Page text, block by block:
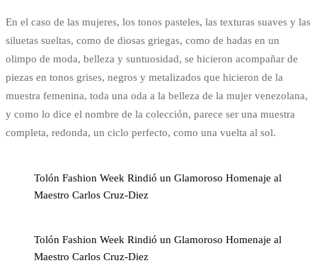
En el caso de las mujeres, los tonos pasteles, las texturas suaves y las
siluetas sueltas, como de diosas griegas, como de hadas en un
olimpo de moda, belleza y suntuosidad, se hicieron acompañar de
piezas en tonos grises, negros y metalizados que hicieron de la
muestra femenina, toda una oda a la belleza de la mujer venezolana,
y como lo dice el nombre de la colección, parece ser una muestra
completa, redonda, un ciclo perfecto, como una vuelta al sol.
Tolón Fashion Week Rindió un Glamoroso Homenaje al
Maestro Carlos Cruz-Diez
Tolón Fashion Week Rindió un Glamoroso Homenaje al
Maestro Carlos Cruz-Diez